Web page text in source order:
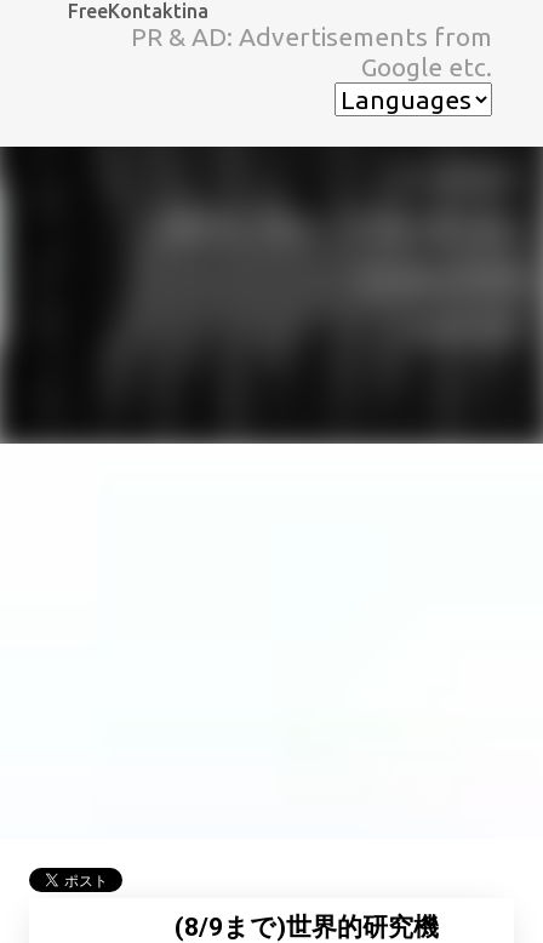
スキップしてメイン コンテンツに移動
FreeKontaktina
PR & AD: Advertisements from
Google etc.
(8/9まで)世界的研究機